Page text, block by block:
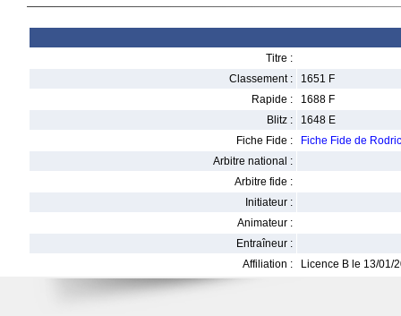
Titre :
Classement :
1651 F
Rapide :
1688 F
Blitz :
1648 E
Fiche Fide :
Fiche Fide de
Arbitre national :
Arbitre fide :
Initiateur :
Animateur :
Entraîneur :
Affiliation :
Licence B le 13/01/